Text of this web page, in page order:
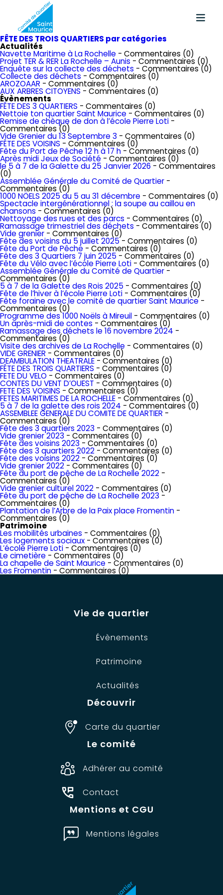
FÊTE DES TROIS QUARTIERS par catégories
Actualités
Navette Maritime à La Rochelle - Commentaires (0)
Projet TER & RER La Rochelle – Aunis - Commentaires (0)
Enquête sur la collecte des déchets - Commentaires (0)
Collecte des déchets - Commentaires (0)
AROZOAAR - Commentaires (0)
AUX ARBRES CITOYENS - Commentaires (0)
Évènements
FÊTE DES 3 QUARTIERS - Commentaires (0)
Nettoie ton quartier Saint Maurice - Commentaires (0)
Remise de chèque de don à l’école Pierre Loti -
Commentaires (0)
Vide Grenier du 13 Septembre 3 - Commentaires (0)
FÊTE DES VOISINS - Commentaires (0)
Fête du Port de Pêche 12 h à 17 h - Commentaires (0)
Après midi Jeux de Société - Commentaires (0)
le 5 à 7 de la Galette du 25 Janvier 2026 - Commentaires
(0)
Assemblée Générale du Comité de Quartier -
Commentaires (0)
1000 NÖELS 2025 du 5 au 31 décembre - Commentaires (0)
Spectacle intergénérationnel : la soupe au caillou en
chansons - Commentaires (0)
Nettoyage des rues et des parcs - Commentaires (0)
Ramassage trimestriel des déchets - Commentaires (0)
Vide grenier - Commentaires (0)
Fête des voisins du 5 juillet 2025- Commentaires (0)
Fête du Port de Pêche - Commentaires (0)
Fête des 3 Quartiers 7 juin 2025 - Commentaires (0)
Fête du Vélo avec l’école Pierre Loti - Commentaires (0)
Assemblée Générale du Comité de Quartier -
Commentaires (0)
5 à 7 de la Galette des Rois 2025 - Commentaires (0)
Fête de l’hiver à l’école Pierre Loti - Commentaires (0)
Fête foraine avec le comité de quartier Saint Maurice -
Commentaires (0)
Programme des 1000 Noëls à Mireuil - Commentaires (0)
Un après-midi de contes - Commentaires (0)
Ramassage des déchets le 16 novembre 2024 -
Commentaires (0)
Visite des archives de La Rochelle - Commentaires (0)
VIDE GRENIER - Commentaires (0)
DEAMBULATION THEATRALE - Commentaires (0)
FÊTE DES TROIS QUARTIERS - Commentaires (0)
FETE DU VELO - Commentaires (0)
CONTES DU VENT D’OUEST - Commentaires (0)
FETE DES VOISINS - Commentaires (0)
FETES MARITIMES DE LA ROCHELLE - Commentaires (0)
5 à 7 de la galette des rois 2024 - Commentaires (0)
ASSEMBLEE GENERALE DU COMITE DE QUARTIER -
Commentaires (0)
Fête des 3 quartiers 2023 - Commentaires (0)
Vide grenier 2023 - Commentaires (0)
Fête des voisins 2023 - Commentaires (0)
Fête des 3 quartiers 2022 - Commentaires (0)
Fête des voisins 2022 - Commentaires (0)
Vide grenier 2022 - Commentaires (0)
Fête du port de pêche de La Rochelle 2022 -
Commentaires (0)
Vide grenier culturel 2022 - Commentaires (0)
Fête du port de pêche de La Rochelle 2023 -
Commentaires (0)
Plantation de l’Arbre de la Paix place Fromentin -
Commentaires (0)
Patrimoine
Les mobilités urbaines - Commentaires (0)
Les logements sociaux - Commentaires (0)
L’école Pierre Loti - Commentaires (0)
Le cimetière - Commentaires (0)
La chapelle de Saint Maurice - Commentaires (0)
Les Fromentin - Commentaires (0)
Vie de quartier
Évènements
Patrimoine
Actualités
Découvrir
Carte du quartier
Le comité
Adhérer au comité
Contact
Mentions et CGU
Mentions légales